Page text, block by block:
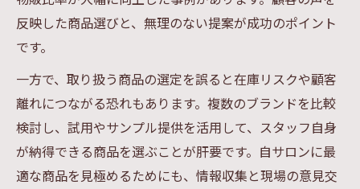
反映した商品選びと、無理のない提案が成功のポイント
です。
一方で、取り扱う商品の選定を誤ると在庫リスクや顧客
離れにつながる恐れもあります。複数のブランドを比較
検討し、試用やサンプル提供を活用して、スタッフ自身
が納得できる商品を選ぶことが肝要です。自サロンに最
適な商品を見極めるためにも、情報収集と現場の意見交